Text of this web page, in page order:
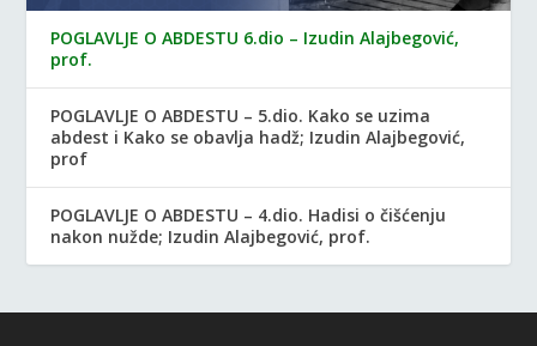
POGLAVLJE O ABDESTU 6.dio – Izudin Alajbegović,
prof.
POGLAVLJE O ABDESTU – 5.dio. Kako se uzima
abdest i Kako se obavlja hadž; Izudin Alajbegović,
prof
POGLAVLJE O ABDESTU – 4.dio. Hadisi o čišćenju
nakon nužde; Izudin Alajbegović, prof.